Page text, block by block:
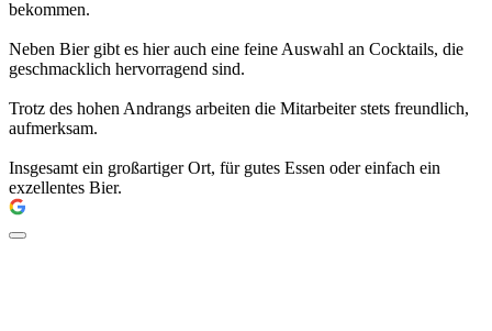
bekommen.
Neben Bier gibt es hier auch eine feine Auswahl an Cocktails, die
geschmacklich hervorragend sind.
Trotz des hohen Andrangs arbeiten die Mitarbeiter stets freundlich,
aufmerksam.
Insgesamt ein großartiger Ort, für gutes Essen oder einfach ein
exzellentes Bier.